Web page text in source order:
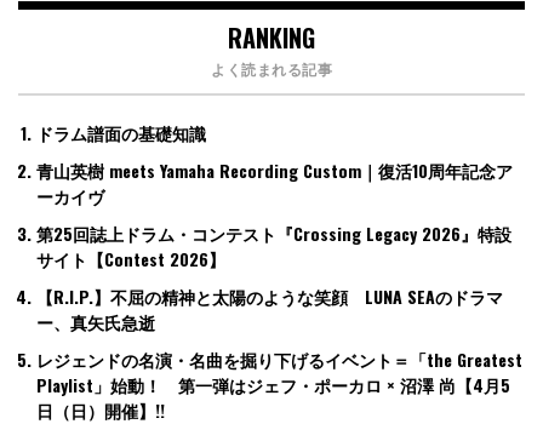
RANKING
よく読まれる記事
ドラム譜面の基礎知識
青山英樹 meets Yamaha Recording Custom｜復活10周年記念ア
ーカイヴ
第25回誌上ドラム・コンテスト『Crossing Legacy 2026』特設
サイト【Contest 2026】
【R.I.P.】不屈の精神と太陽のような笑顔 LUNA SEAのドラマ
ー、真矢氏急逝
レジェンドの名演・名曲を掘り下げるイベント＝「the Greatest
Playlist」始動！ 第一弾はジェフ・ポーカロ × 沼澤 尚【4月5
日（日）開催】!!